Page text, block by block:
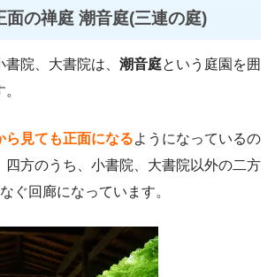
面の禅庭 潮音庭(三連の庭)
院、大書院は、 潮音庭という庭園を囲
ら見ても正面になるようになっているの
四方のうち、小書院、大書院以外の二方
ぐ回廊になっています。